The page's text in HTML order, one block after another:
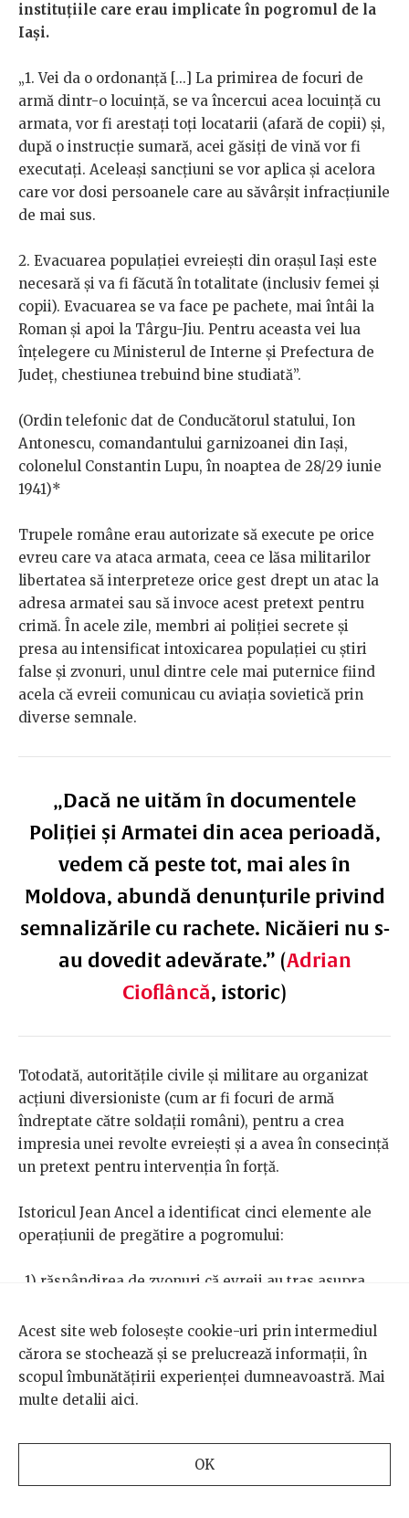
instituțiile care erau implicate în pogromul de la
Iași.
„1. Vei da o ordonanță [...] La primirea de focuri de
armă dintr-o locuință, se va încercui acea locuință cu
armata, vor fi arestați toți locatarii (afară de copii) și,
după o instrucție sumară, acei găsiți de vină vor fi
executați. Aceleași sancțiuni se vor aplica și acelora
care vor dosi persoanele care au săvârșit infracțiunile
de mai sus.
2. Evacuarea populației evreiești din orașul Iași este
necesară și va fi făcută în totalitate (inclusiv femei și
copii). Evacuarea se va face pe pachete, mai întâi la
Roman și apoi la Târgu-Jiu. Pentru aceasta vei lua
înțelegere cu Ministerul de Interne și Prefectura de
Județ, chestiunea trebuind bine studiată”.
(Ordin telefonic dat de Conducătorul statului, Ion
Antonescu, comandantului garnizoanei din Iași,
colonelul Constantin Lupu, în noaptea de 28/29 iunie
1941)*
Trupele române erau autorizate să execute pe orice
evreu care va ataca armata, ceea ce lăsa militarilor
libertatea să interpreteze orice gest drept un atac la
adresa armatei sau să invoce acest pretext pentru
crimă. În acele zile, membri ai poliției secrete și
presa au intensificat intoxicarea populației cu știri
false și zvonuri, unul dintre cele mai puternice fiind
acela că evreii comunicau cu aviația sovietică prin
diverse semnale.
„Dacă ne uităm în documentele
Poliției și Armatei din acea perioadă,
vedem că peste tot, mai ales în
Moldova, abundă denunțurile privind
semnalizările cu rachete. Nicăieri nu s-
au dovedit adevărate.” (Adrian
Cioflâncă, istoric)
Totodată, autoritățile civile și militare au organizat
acțiuni diversioniste (cum ar fi focuri de armă
îndreptate către soldații români), pentru a crea
impresia unei revolte evreiești și a avea în consecință
un pretext pentru intervenția în forță.
Istoricul Jean Ancel a identificat cinci elemente ale
operațiunii de pregătire a pogromului:
„1) răspândirea de zvonuri că evreii au tras asupra
2) atenționarea rezidenților români despre ce urma
să se întâmple;
securitate;
4) marcarea caselor creștine;
Acest site web folosește cookie-uri prin intermediul
cărora se stochează și se prelucrează informații, în
scopul îmbunătățirii experienței dumneavoastră. Mai
multe detalii aici.
OK